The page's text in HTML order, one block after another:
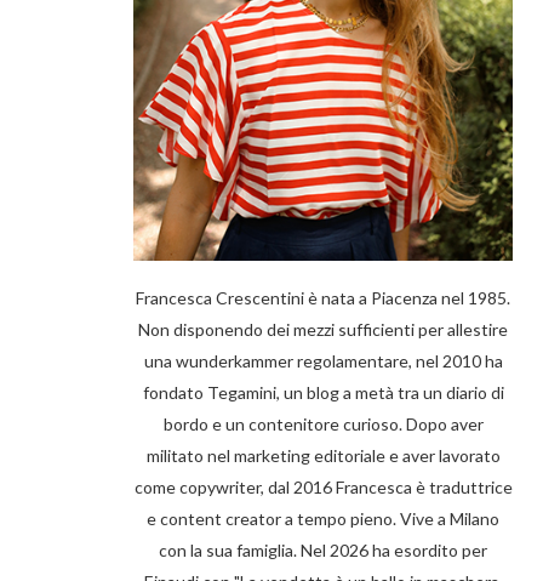
Francesca Crescentini è nata a Piacenza nel 1985.
Non disponendo dei mezzi sufficienti per allestire
una wunderkammer regolamentare, nel 2010 ha
fondato Tegamini, un blog a metà tra un diario di
bordo e un contenitore curioso. Dopo aver
militato nel marketing editoriale e aver lavorato
come copywriter, dal 2016 Francesca è traduttrice
e content creator a tempo pieno. Vive a Milano
con la sua famiglia. Nel 2026 ha esordito per